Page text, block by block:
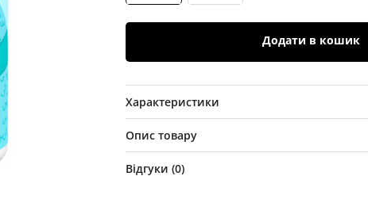
Додати в кошик
Характеристики
Опис товару
Відгуки (0)